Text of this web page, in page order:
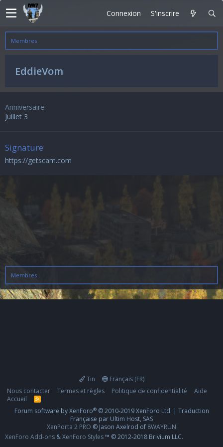
Connexion S'inscrire
Membres
EddieVom
Anniversaire
Juillet 3
Signature
https://getscam.com
Membres
Tin
Français (FR)
Nous contacter
Termes et règles Politique de confidentialité
Aide
Accueil
R
S
S
Forum software by XenForo® © 2010-2019 XenForo Ltd. | Traduction
Française par Ultim Host, SAS
XenPorta 2 PRO © Jason Axelrod of 8WAYRUN
XenForo Add-ons &XenForo Styles™ © 2012-2018 Brivium LLC.